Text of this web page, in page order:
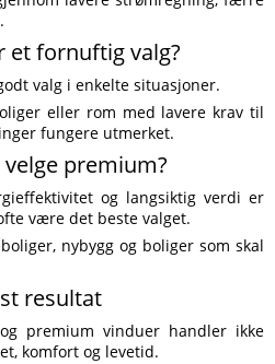
et fornuftig valg?
valg i enkelte situasjoner.
eller rom med lavere krav til
fungere utmerket.
premium?
og langsiktig verdi er
være det beste valget.
nybygg og boliger som skal
resultat
premium vinduer handler ikke
komfort og levetid.